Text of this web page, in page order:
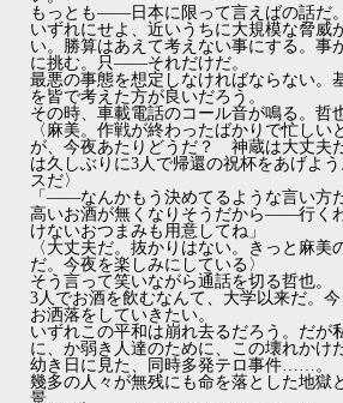
もっとも――日本に限って言えばの話だ。
いずれにせよ、近いうちに大規模な脅威
い。勝算はあえて考えない事にする。事
に挑む。只――それだけだ。
最悪の事態を想定しなければならない。
を皆で考えた方が良いだろう。
その時、車載電話のコール音が鳴る。哲
〈麻美。作戦が終わったばかりで忙しい
が、今夜あたりどうだ？ 神蔵は大丈夫
は久しぶりに3人で帰還の祝杯をあげよ
スだ〉
「――なんかもう決めてるような言い方
高いお酒が無くなりそうだから――行く
けないおつまみも用意してね」
〈大丈夫だ。抜かりはない。きっと麻美
だ。今夜を楽しみにしている〉
そう言って笑いながら通話を切る哲也。
3人でお酒を飲むなんて、大学以来だ。
お洒落をしていきたい。
いずれこの平和は崩れ去るだろう。だが
に、か弱き人達のために、この壊れかけ
幼き日に見た、同時多発テロ事件……。
幾多の人々が無残にも命を落とした地獄
景……。